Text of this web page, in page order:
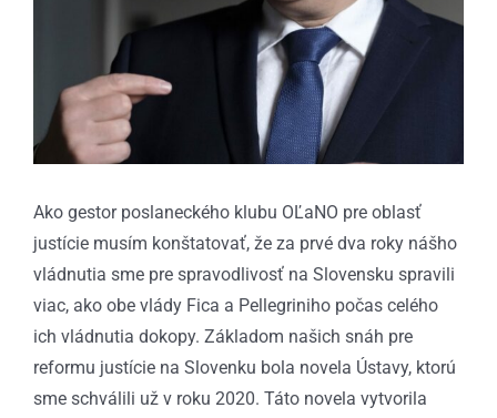
Ako gestor poslaneckého klubu OĽaNO pre oblasť
justície musím konštatovať, že za prvé dva roky nášho
vládnutia sme pre spravodlivosť na Slovensku spravili
viac, ako obe vlády Fica a Pellegriniho počas celého
ich vládnutia dokopy. Základom našich snáh pre
reformu justície na Slovenku bola novela Ústavy, ktorú
sme schválili už v roku 2020. Táto novela vytvorila